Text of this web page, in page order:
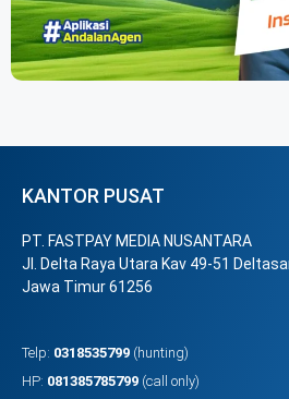
KANTOR PUSAT
PT. FASTPAY MEDIA NUSANTARA
Jl. Delta Raya Utara Kav 49-51
Jawa Timur 61256
Telp: 0318535799 (hunting)
HP: 081385785799 (call only)